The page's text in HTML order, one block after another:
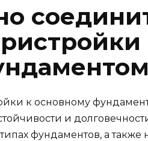
к основному
и
фундаментов, а также